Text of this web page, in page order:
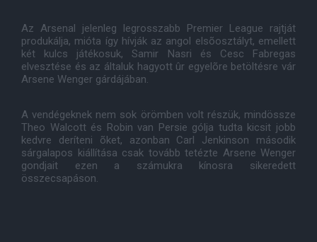
Az Arsenal jelenleg legrosszabb Premier League rajtját
produkálja, mióta így hívják az angol elsõosztályt, emellett
két kulcs játékosuk, Samir Nasri és Cesc Fabregas
elvesztése és az általuk hagyott ûr egyelõre betöltésre vár
Arsene Wenger gárdájában.
A vendégeknek nem sok örömben volt részük, mindössze
Theo Walcott és Robin van Persie gólja tudta kicsit jobb
kedvre deríteni õket, azonban Carl Jenkinson második
sárgalapos kiállítása csak tovább tetézte Arsene Wenger
gondjait ezen a számukra kínosra sikeredett
összecsapáson.